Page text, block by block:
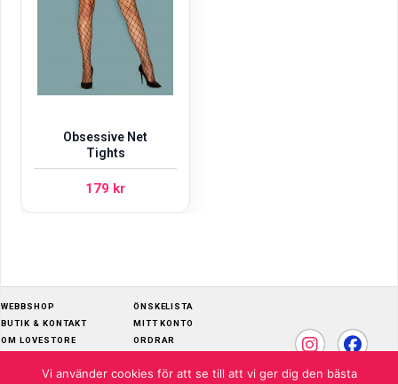
Obsessive Net
Tights
179 kr
WEBBSHOP
BUTIK & KONTAKT
OM LOVESTORE
KÖPVILLKOR
ÖNSKELISTA
MITT KONTO
ORDRAR
KONTOUPPGIFTER
Vi använder cookies för att se till att vi ger dig den bästa